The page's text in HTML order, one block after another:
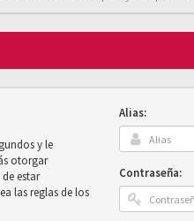
y le
otorgar
estar
las reglas de los
Alias:
Contraseña: